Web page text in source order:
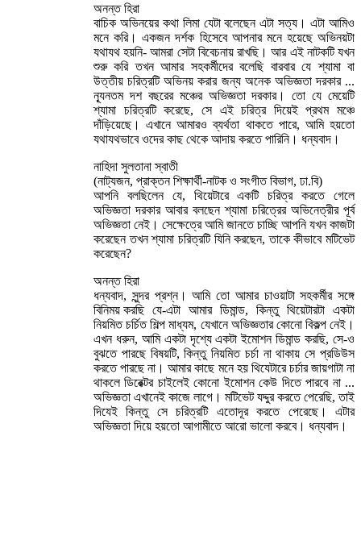
অনন্ত হিরা
বাচিক অভিনয়ের কথা লিমা যেটা বলেছেন এটা সত্য। এটা আমিও
মনে করি। একজন দর্শক হিসেবে আপনার মনে হয়েছে অভিনয়টা
যথাযথ হয়নি- আমরা সেটা বিবেচনায় রাখছি। আর এই নাটকটি যখন
শুরু করি তখন আমার সহকর্মীদের বলেছি বারবার যে শ্যামা বা
উত্তীয় চরিত্রটি অভিনয় করার জন্য অনেক অভিজ্ঞতা দরকার ...
ন্যূনতম দশ বছরের মঞ্চের অভিজ্ঞতা দরকার। তো যে মেয়েটি
শ্যামা চরিত্রটি করেছে, সে এই চরিত্র দিয়েই প্রথম মঞ্চে
দাঁড়িয়েছে। এখানে আমারও ব্যর্থতা থাকতে পারে, আমি হয়তো
যথাযথভাবে ওদের কাছ থেকে আদায় করতে পারিনি। ধন্যবাদ।
নাহিদা সুলতানা স্বাতী
(নাট্যজন, প্রাক্তন শিক্ষার্থী-নাটক ও সংগীত বিভাগ, ঢা.বি)
আপনি বলছিলেন যে, থিয়েটারে একটি চরিত্র করতে গেলে
অভিজ্ঞতা দরকার আবার বলছেন শ্যামা চরিত্রের অভিনেত্রীর পূর্ব
অভিজ্ঞতা নেই। সেক্ষেত্রে আমি জানতে চাচ্ছি আপনি যখন কাজটা
করেছেন তখন শ্যামা চরিত্রটি যিনি করছেন, তাকে কীভাবে মটিভেট
করেছেন?
অনন্ত হিরা
ধন্যবাদ, সুন্দর প্রশ্ন। আমি তো আমার চাওয়াটা সহকর্মীর সঙ্গে
বিনিময় করছি যে-এটা আমার ডিমান্ড, কিন্তু থিয়েটারটা একটা
নিয়মিত চর্চিত শিল্প মাধ্যম, যেখানে অভিজ্ঞতার কোনো বিকল্প নেই।
এখন ধরুন, আমি একটা দৃশ্যে একটা ইমোশন ডিমান্ড করছি, সে-ও
বুঝতে পারছে বিষয়টি, কিন্তু নিয়মিত চর্চা না থাকায় সে প্রডিউস
করতে পারছে না। আমার কাছে মনে হয় থিযেটারে চর্চার জায়গাটা না
থাকলে ডিরেক্টর চাইলেই কোনো ইমোশন কেউ দিতে পারবে না ...
অভিজ্ঞতা এখানেই কাজে লাগে। মটিভেট যদ্দুর করতে পেরেছি, তাই
দিযেই কিন্তু সে চরিত্রটি এতোদূর করতে পেরেছে। এটার
অভিজ্ঞতা দিয়ে হয়তো আগামীতে আরো ভালো করবে। ধন্যবাদ।